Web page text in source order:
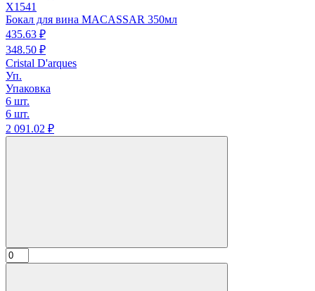
X1541
Бокал для вина MACASSAR 350мл
435.63 ₽
348.50 ₽
Cristal D'arques
Уп.
Упаковка
6 шт.
6 шт.
2 091.02 ₽